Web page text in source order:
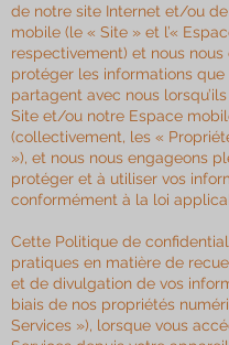
de notre site Internet et/ou
mobile (le « Site » et l’«
respectivement) et nous nous
protéger les informations
partagent avec nous
Site et/ou notre Espace
(collectivement, les «
»), et nous nous engageons
protéger et à utiliser vos
conformément à la loi
Cette Politique de
pratiques en matière de
et de divulgation de vos
biais de nos propriétés
Services »), lorsque vous